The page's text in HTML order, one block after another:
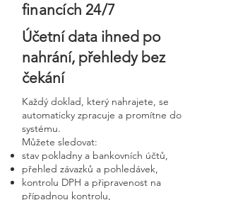
financích 24/7
Účetní data ihned po
nahrání, přehledy bez
čekání
Každý doklad, který nahrajete, se
automaticky zpracuje a promítne do
systému.
Můžete sledovat:
stav pokladny a bankovních účtů,
přehled závazků a pohledávek,
kontrolu DPH a připravenost na
případnou kontrolu,